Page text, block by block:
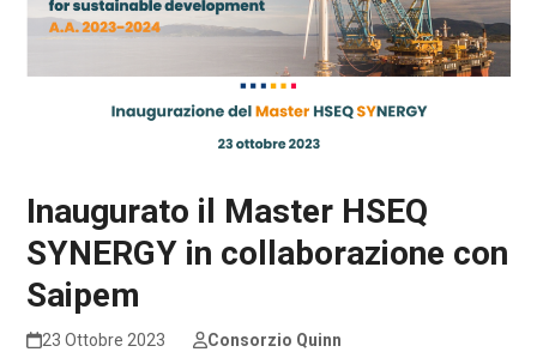
Inaugurato il Master HSEQ
SYNERGY in collaborazione con
Saipem
23 Ottobre 2023
Consorzio Quinn